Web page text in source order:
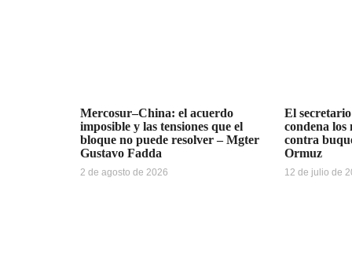
Mercosur–China: el acuerdo
imposible y las tensiones que el
bloque no puede resolver – Mgter
Gustavo Fadda
2 de agosto de 2026
El
condena los
contra
Ormuz
12 de julio de